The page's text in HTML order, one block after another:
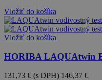
Vložiť do košíka
Vložiť do košíka
HORIBA LAQUAtwin
131,73 € (s DPH) 146,37 €